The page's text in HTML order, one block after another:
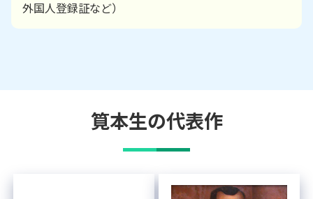
外国人登録証など）
筧本生の代表作